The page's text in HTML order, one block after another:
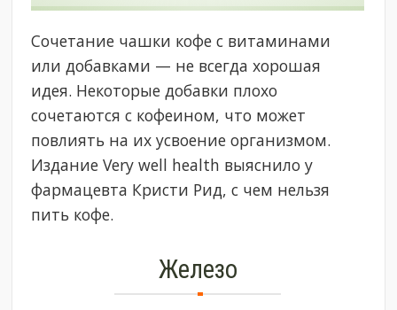
Сочетание чашки кофе с витаминами
или добавками — не всегда хорошая
идея. Некоторые добавки плохо
сочетаются с кофеином, что может
повлиять на их усвоение организмом.
Издание Very well health выяснило у
фармацевта Кристи Рид, с чем нельзя
пить кофе.
Железо